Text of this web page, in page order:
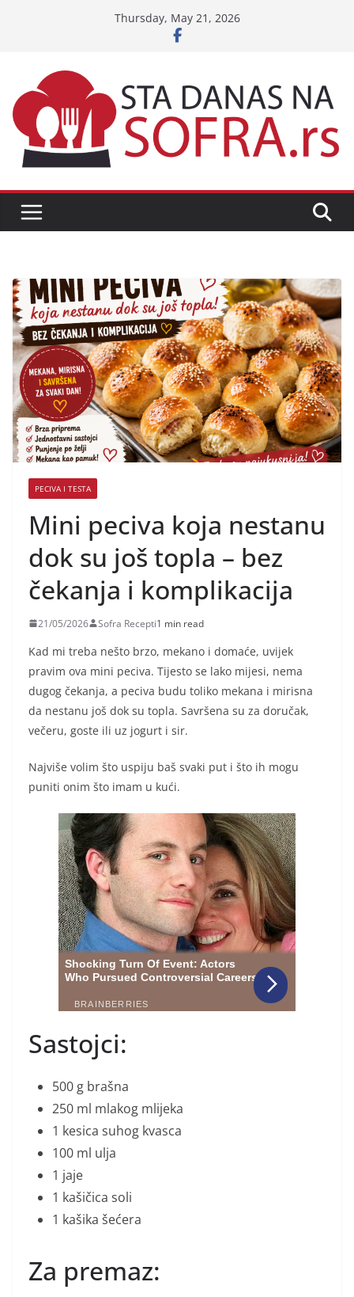
Thursday, May 21, 2026
PECIVA I TESTA
Mini peciva koja nestanu
dok su još topla – bez
čekanja i komplikacija
21/05/2026 Sofra Recepti1 min read
Kad mi treba nešto brzo, mekano i domaće, uvijek
pravim ova mini peciva. Tijesto se lako mijesi, nema
dugog čekanja, a peciva budu toliko mekana i mirisna
da nestanu još dok su topla. Savršena su za doručak,
večeru, goste ili uz jogurt i sir.
Najviše volim što uspiju baš svaki put i što ih mogu
puniti onim što imam u kući.
Sastojci:
500 g brašna
250 ml mlakog mlijeka
1 kesica suhog kvasca
100 ml ulja
1 jaje
1 kašičica soli
1 kašika šećera
Za premaz: